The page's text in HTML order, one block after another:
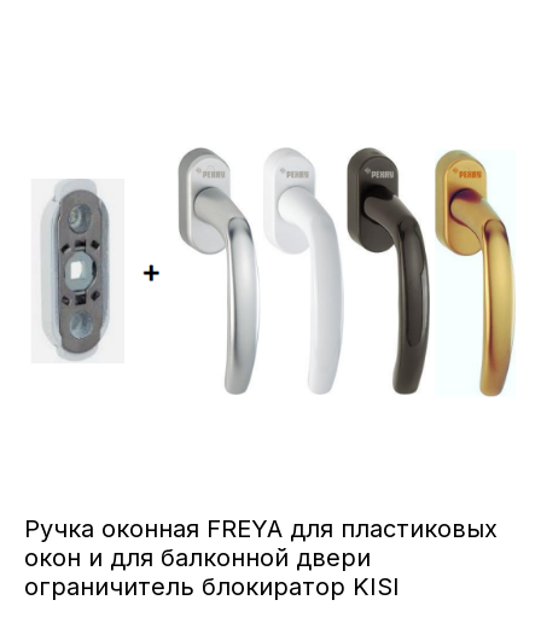
Ручка оконная FREYA для пластиковых
окон и для балконной двери
ограничитель блокиратор KISI